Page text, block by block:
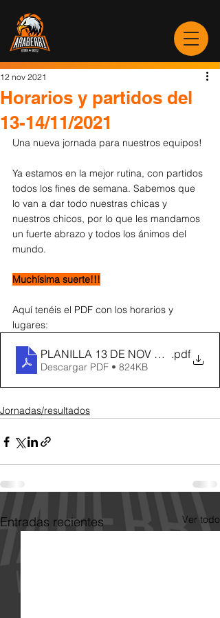
Horarios y partidos del
13-14/11/2021
12 nov 2021
Una nueva jornada para nuestros equipos!
Ya estamos en la mejor rutina, con partidos
todos los fines de semana. Sabemos que
lo van a dar todo nuestras chicas y
nuestros chicos, por lo que les mandamos
un fuerte abrazo y todos los ánimos del
mundo.
Muchísima suerte!!!
Aquí tenéis el PDF con los horarios y
lugares:
PLANILLA 13 DE NOV Horarios
.pdf
Descargar PDF • 824KB
Jornadas/resultados
Entradas recientes Ver todo